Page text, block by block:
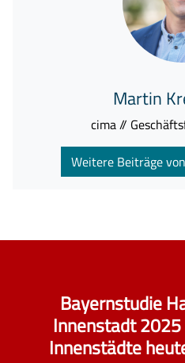
Martin
cima //
Weitere Beiträge
Bayernstudie
Innenstadt
Innenstädte